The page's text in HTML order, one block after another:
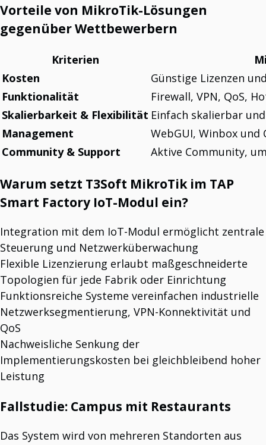
Vorteile von MikroTik-Lösungen
gegenüber Wettbewerbern
Kriterien
Kosten
Günstige Lizenzen
Funktionalität
Firewall, VPN, QoS,
Skalierbarkeit & Flexibilität Einfach skalierbar
Management
WebGUI, Winbox und
Community & Support
Aktive Community,
Warum setzt T3Soft MikroTik im TAP
Smart Factory IoT-Modul ein?
Integration mit dem IoT-Modul ermöglicht zentrale
Steuerung und Netzwerküberwachung
Flexible Lizenzierung erlaubt maßgeschneiderte
Topologien für jede Fabrik oder Einrichtung
Funktionsreiche Systeme vereinfachen industrielle
Netzwerksegmentierung, VPN-Konnektivität und
QoS
Nachweisliche Senkung der
Implementierungskosten bei gleichbleibend hoher
Leistung
Fallstudie: Campus mit Restaurants
Das System wird von mehreren Standorten aus